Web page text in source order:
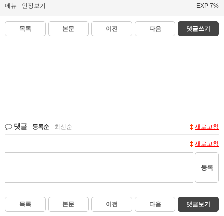
메뉴 인장보기 EXP 7%
목록 본문 이전 다음 댓글쓰기
댓글 등록순 최신순 새로고침
새로고침
등록
목록 본문 이전 다음 댓글보기